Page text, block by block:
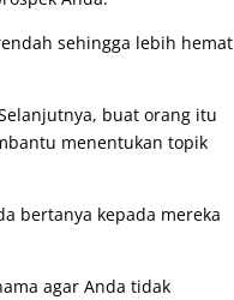
sehingga lebih hemat
buat orang itu
menentukan topik
bertanya kepada mereka
agar Anda tidak